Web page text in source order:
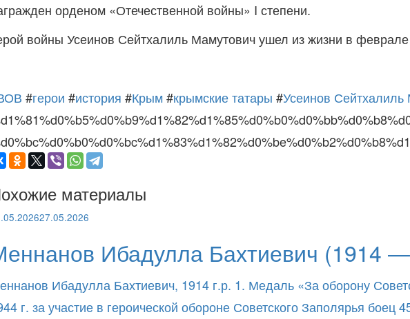
орденом «Отечественной войны» I степени.
войны Усеинов Сейтхалиль Мамутович ушел из жизни в
#герои #история #Крым#крымские татары #Усеинов Сейтхалиль
материалы
27.05.2026
Ибадулла Бахтиевич (1914
Ибадулла Бахтиевич, 1914 г.р. 1. Медаль «За оборону
г. за участие в героической обороне Советского Заполярья